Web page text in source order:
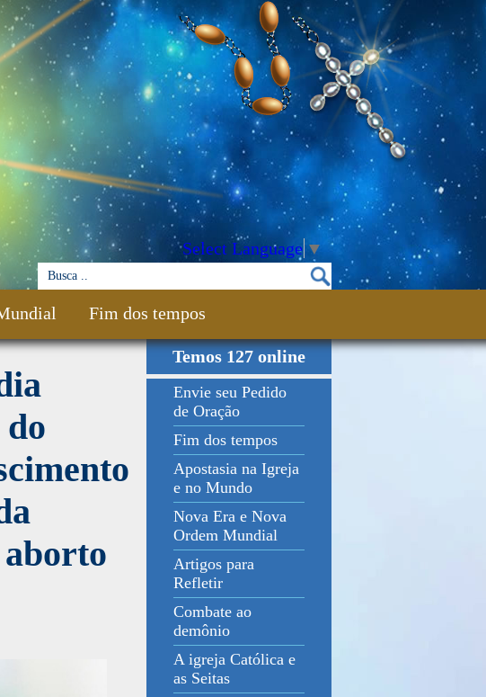
Select Language▼
Fim dos tempos
Temos 127 online
Envie seu Pedido
de Oração
Fim dos tempos
Apostasia na Igreja
e no Mundo
Nova Era e Nova
Ordem Mundial
Artigos para
Refletir
Combate ao
demônio
A igreja Católica e
as Seitas